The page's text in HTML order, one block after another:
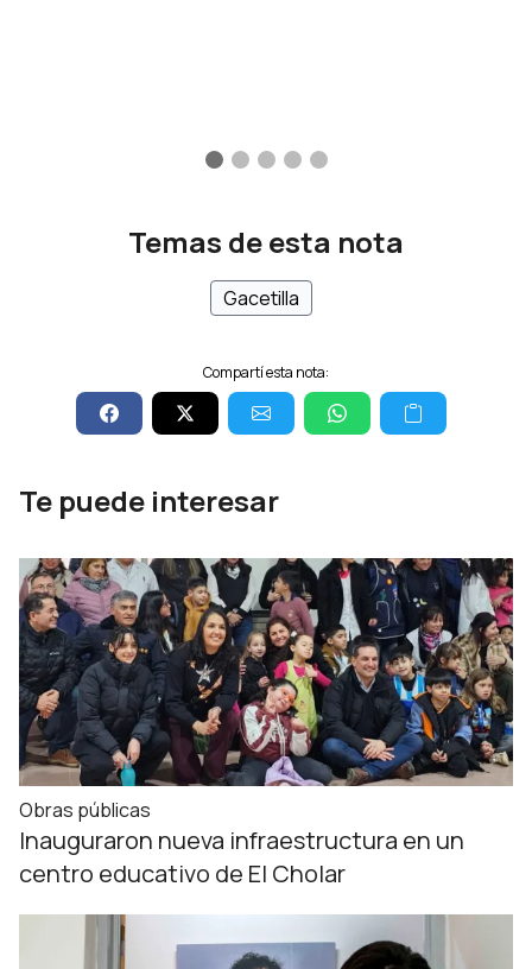
Temas de esta nota
Gacetilla
Compartí esta nota:
Te puede interesar
Obras públicas
Inauguraron nueva infraestructura en un
centro educativo de El Cholar